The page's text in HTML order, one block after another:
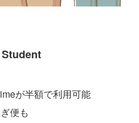
が半額で利用可能
便も